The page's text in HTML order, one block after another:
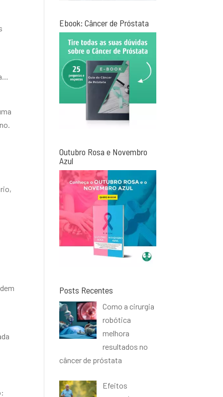
Ebook: Câncer de Próstata
Outubro Rosa e Novembro
Azul
Posts Recentes
Como a cirurgia
robótica
melhora
resultados no
câncer de próstata
Efeitos